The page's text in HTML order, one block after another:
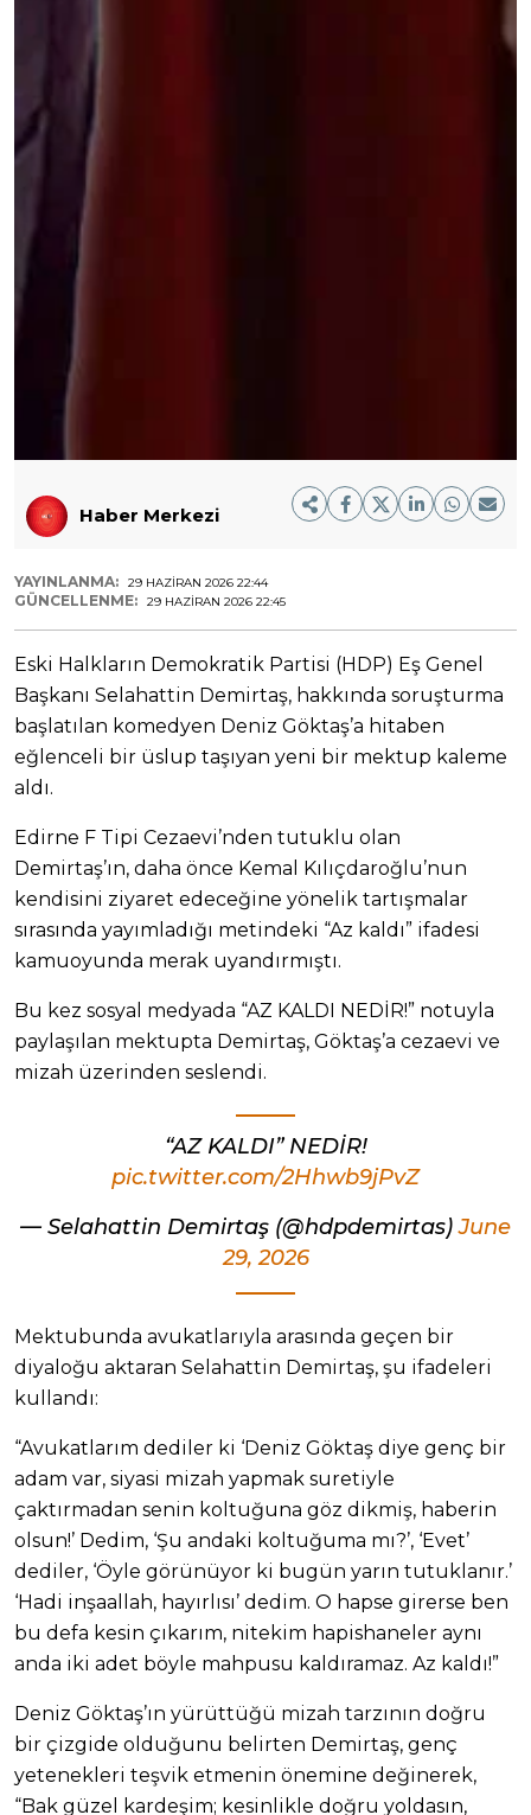
Haber Merkezi
YAYINLANMA: 29 HAZIRAN 2026 22:44
GÜNCELLENME: 29 HAZIRAN 2026 22:45
Eski Halkların Demokratik Partisi (HDP) Eş Genel
Başkanı Selahattin Demirtaş, hakkında soruşturma
başlatılan komedyen Deniz Göktaş’a hitaben
eğlenceli bir üslup taşıyan yeni bir mektup kaleme
aldı.
Edirne F Tipi Cezaevi’nden tutuklu olan
Demirtaş’ın, daha önce Kemal Kılıçdaroğlu’nun
kendisini ziyaret edeceğine yönelik tartışmalar
sırasında yayımladığı metindeki “Az kaldı” ifadesi
kamuoyunda merak uyandırmıştı.
Bu kez sosyal medyada “AZ KALDI NEDİR!” notuyla
paylaşılan mektupta Demirtaş, Göktaş’a cezaevi ve
mizah üzerinden seslendi.
“AZ KALDI” NEDİR!
pic.twitter.com/2Hhwb9jPvZ
— Selahattin Demirtaş (@hdpdemirtas)June
29, 2026
Mektubunda avukatlarıyla arasında geçen bir
diyaloğu aktaran Selahattin Demirtaş, şu ifadeleri
kullandı:
“Avukatlarım dediler ki ‘Deniz Göktaş diye genç bir
adam var, siyasi mizah yapmak suretiyle
çaktırmadan senin koltuğuna göz dikmiş, haberin
olsun!’ Dedim, ‘Şu andaki koltuğuma mı?’, ‘Evet’
dediler, ‘Öyle görünüyor ki bugün yarın tutuklanır.’
‘Hadi inşaallah, hayırlısı’ dedim. O hapse girerse ben
bu defa kesin çıkarım, nitekim hapishaneler aynı
anda iki adet böyle mahpusu kaldıramaz. Az kaldı!”
Deniz Göktaş’ın yürüttüğü mizah tarzının doğru
bir çizgide olduğunu belirten Demirtaş, genç
yetenekleri teşvik etmenin önemine değinerek,
“Bak güzel kardeşim; kesinlikle doğru yoldasın,